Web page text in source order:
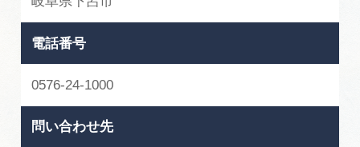
電話番号
0576-24-1000
問い合わせ先